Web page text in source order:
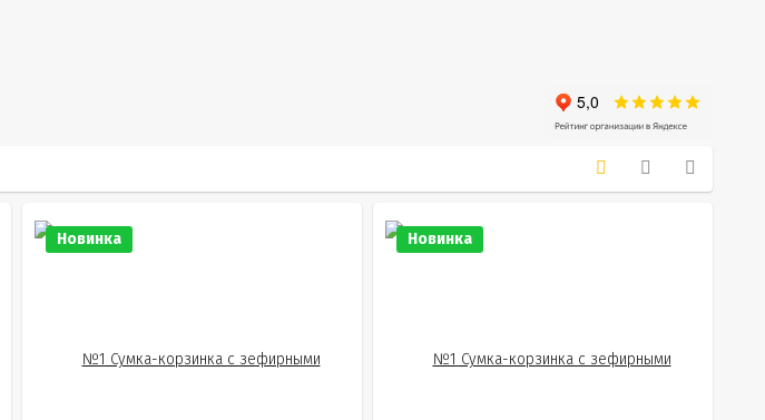
Новинка Новинка